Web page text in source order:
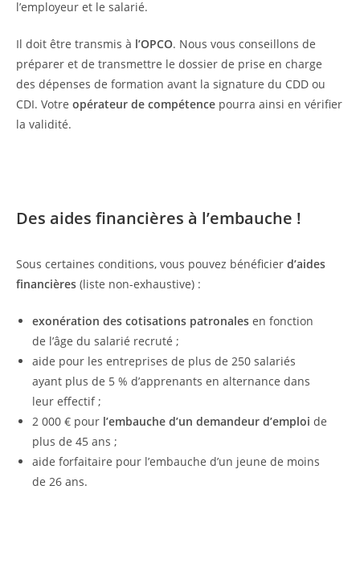
l’employeur et le salarié.
Il doit être transmis à l’OPCO. Nous vous conseillons de
préparer et de transmettre le dossier de prise en charge
des dépenses de formation avant la signature du CDD ou
CDI. Votre opérateur de compétence pourra ainsi en vérifier
la validité.
Des aides financières à l’embauche !
Sous certaines conditions, vous pouvez bénéficier d’aides
financières (liste non-exhaustive) :
exonération des cotisations patronales en fonction
de l’âge du salarié recruté ;
aide pour les entreprises de plus de 250 salariés
ayant plus de 5 % d’apprenants en alternance dans
leur effectif ;
2 000 € pour l’embauche d’un demandeur d’emploi de
plus de 45 ans ;
aide forfaitaire pour l’embauche d’un jeune de moins
de 26 ans.